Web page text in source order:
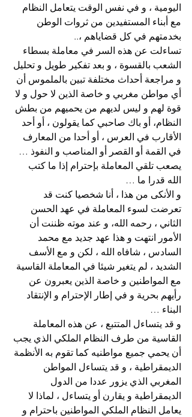
اليومية ، و في نفس الوقت يتعامل النظام
مع أبناء المستفيدين من ثروات الوطن
بخدمتهم في كل قضاياهم ،..
تساءلت عن هذه السر في معاملة بسطاء
الشعب بالقسوة ، و بعد تفكير طويل و تحليل
و مراجعة أحداث مختلفة تبين بالملموس أن
أي مواطن مغربي و خاصة الذين لا حول و لا
قوة لهم و ليس لديهم من يحميهم من بطش
النظام، أو باك صاحبي كما يقولون ، أو أحد
الأقارب في العرس ، أو أحدا من المعارف
في القمة أو القصر أو المناصب و النفوذ …
يصعب تلقي المعاملة بإحترام إذا ما كتب
الله قدرا ما …
و الأنكى من هذا ، أنا شخصيا كنت قد
تعرضت لسوء المعاملة في عهد الحسن
الثاني ، رحمه الله، و عند موته ظننت أن
الأمور انتهت و هذا عهد جديد مع محمد
السادس ، شافاه الله ، لكن و مع الأسف
الشديد ، لم يتغير شيئا في المعاملة القاسية
مع المواطنين و خاصة الذين يعبرون عن
رأيهم بحرية و في إطار الإحترام و الإنتقاد
البناء …
و قد يتساءل المتتبع ، عن هذه المعاملة
القاسية من طرف النظام الملكي الذي يجب
أن يحمي جميع مواطنيه كما تقوم به الأنظمة
الديمقراطية ، و قد يتساءل المواطن
المغربي الذي يزور عددا من الدول
الديمقراطية و يقارن أو يتساءل ، لماذا لا
يعامل النظام الملكي المواطنين باحترام و